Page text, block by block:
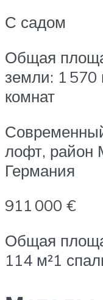
С садом
Общая
земли: 1 570
комнат
лофт, район
Германия
911 000 €
Общая
114 м²1